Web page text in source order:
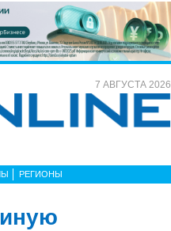
7 АВГУСТА 2026
РЕГИОНЫ